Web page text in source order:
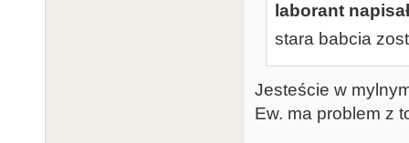
laborant
stara babcia
Jesteście w
Ew. ma problem z